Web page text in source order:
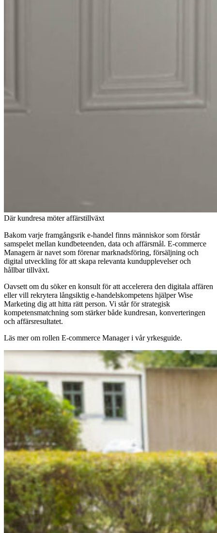
Där kundresa möter affärstillväxt
Bakom varje framgångsrik e-handel finns människor som förstår
samspelet mellan kundbeteenden, data och affärsmål. E-commerce
Managern är navet som förenar marknadsföring, försäljning och
digital utveckling för att skapa relevanta kundupplevelser och
hållbar tillväxt.
Oavsett om du söker en konsult för att accelerera den digitala affären
eller vill rekrytera långsiktig e-handelskompetens hjälper Wise
Marketing dig att hitta rätt person. Vi står för strategisk
kompetensmatchning som stärker både kundresan, konverteringen
och affärsresultatet.
Läs mer om rollen E-commerce Manager i vår yrkesguide.